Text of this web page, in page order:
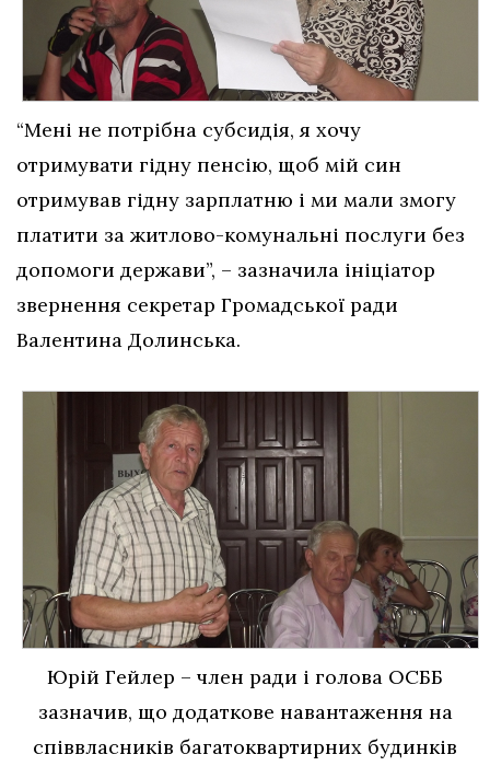
“Мені не потрібна субсидія, я хочу
отримувати гідну пенсію, щоб мій син
отримував гідну зарплатню і ми мали змогу
платити за житлово-комунальні послуги без
допомоги держави”, – зазначила ініціатор
звернення секретар Громадської ради
Валентина Долинська.
Юрій Гейлер – член ради і голова ОСББ
зазначив, що додаткове навантаження на
співвласників багатоквартирних будинків